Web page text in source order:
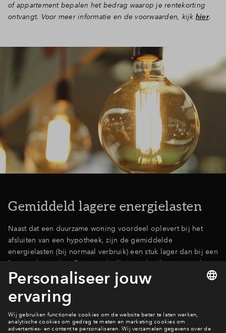
of appartement bepalen het bedrag waarop je rentekorting
ontvangt. Voor meer informatie en de voorwaarden, kijk hier.
Gemiddeld lagere energielasten
Naast dat een duurzame woning voordeel oplevert bij het
afsluiten van een hypotheek, zijn de gemiddelde
energielasten (bij normaal verbruik) een stuk lager dan bij een
bestaande woning. De energie die je verbruikt, voor onder
meer het verwarmen/koelen van je huis en voor warm water, is
ongeveer gelijk aan de energie die wordt opgewekt met
bijvoorbeeld zonnepanelen. Hierdoor zijn de energielasten